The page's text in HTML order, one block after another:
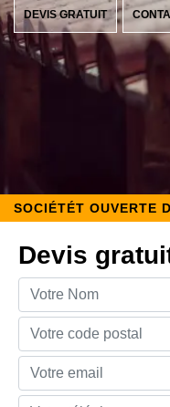
DEVIS GRATUIT
SOCIÉTÉT OUVERTE
Devis